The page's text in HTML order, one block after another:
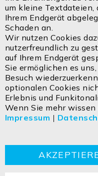
Tel.: + 49 810 48 999
Email:
Email:
www.isoled.shop
ISOLED FIAI Handels
Egerbach 48
A-6334 SCHWOICH
AGBsCookie
um kleine Textdateien,
Ihrem Endgerät
Schaden an.
Wir nutzen Cookies
nutzerfreundlich zu
auf Ihrem Endgerät
Sie ermöglichen es
Besuch
optionalen Cookies
Erlebnis und
Wenn Sie mehr
Impressum |